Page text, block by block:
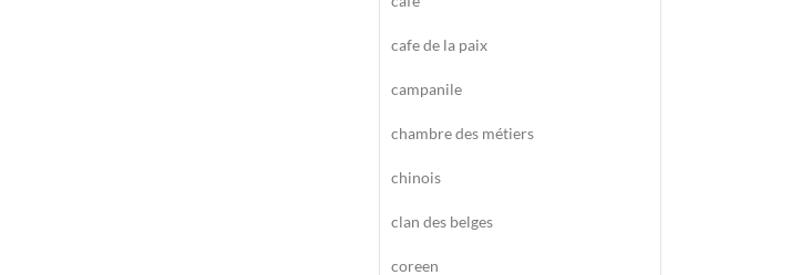
cafe de la paix
campanile
chambre des métiers
chinois
clan des belges
coreen